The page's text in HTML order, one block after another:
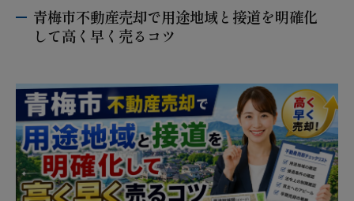
青梅市不動産売却で用途地域と接道を明確化
して高く早く売るコツ